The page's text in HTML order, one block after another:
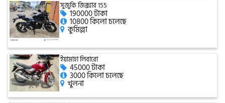
ডায়াং
গুড হুইল
সুজুকি জিক্সার 155
190000 টাকা
10800 কিলো চলেছে
কুমিল্লা
ইয়ামাহা লিবারো
45000 টাকা
3000 কিলো চলেছে
খুলনা